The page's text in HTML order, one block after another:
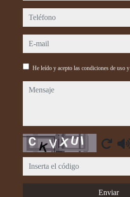
teléfono
e-mail
He leído y acepto las condiciones de uso y
mensaje
Captcha
Enviar